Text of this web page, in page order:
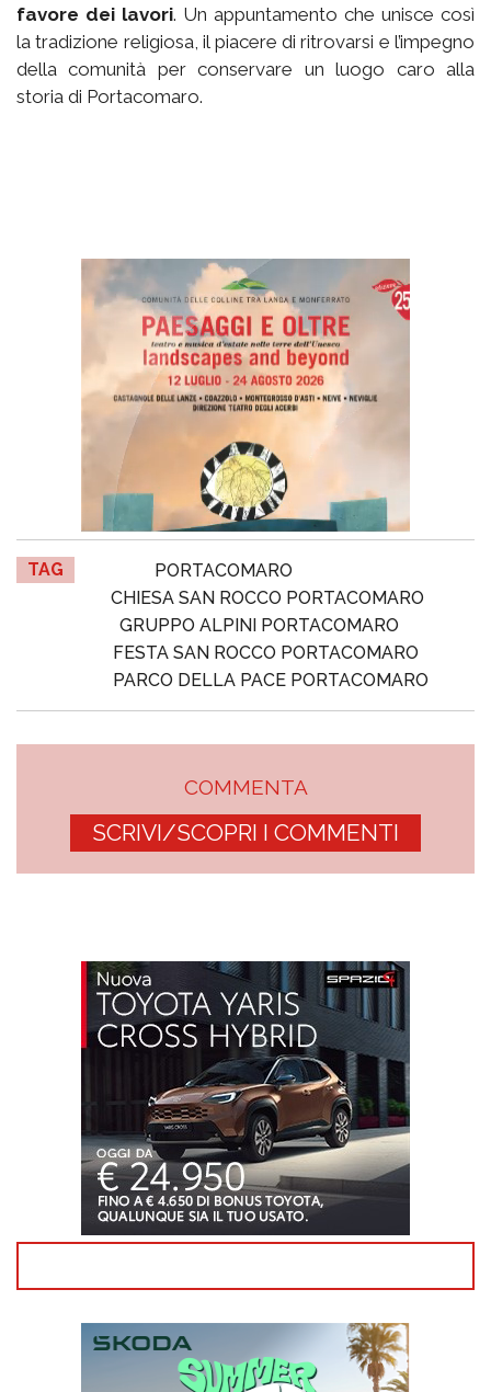
favore dei lavori. Un appuntamento che unisce così
la tradizione religiosa, il piacere di ritrovarsi e l’impegno
della comunità per conservare un luogo caro alla
storia di Portacomaro.
TAG
PORTACOMARO
CHIESA SAN ROCCO PORTACOMARO
GRUPPO ALPINI PORTACOMARO
FESTA SAN ROCCO PORTACOMARO
PARCO DELLA PACE PORTACOMARO
COMMENTA
SCRIVI/SCOPRI I COMMENTI